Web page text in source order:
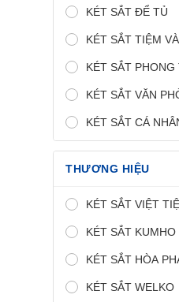
KÉT SẮT ĐỂ TỦ
KÉT SẮT TIỆM
KÉT SẮT PHONG
KÉT SẮT VĂN
KÉT SẮT CÁ
THƯƠNG HIỆU
KÉT SẮT VIỆT
KÉT SẮT KUMHO
KÉT SẮT HÒA
KÉT SẮT WELKO